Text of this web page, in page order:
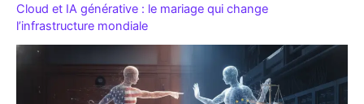
Cloud et IA générative : le mariage qui change
l’infrastructure mondiale